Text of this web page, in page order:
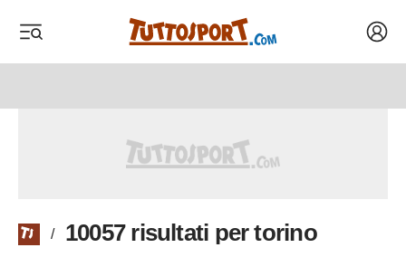
/ 10057 risultati per torino